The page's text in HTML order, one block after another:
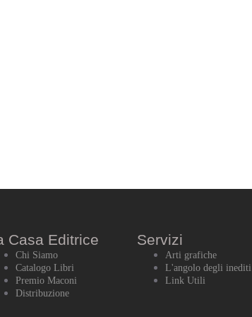
Casa Editrice
Chi Siamo
Catalogo Libri
Premio Maconi
Distribuzione
Servizi
Arti grafiche
L'angolo degli inediti
Link Utili